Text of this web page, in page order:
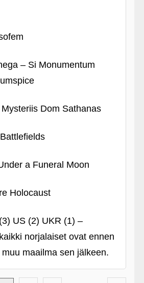
– Si Monumentum
Dom Sathanas
a Funeral Moon
Holocaust
US (2) UKR (1) –
norjalaiset ovat ennen
maailma sen jälkeen.